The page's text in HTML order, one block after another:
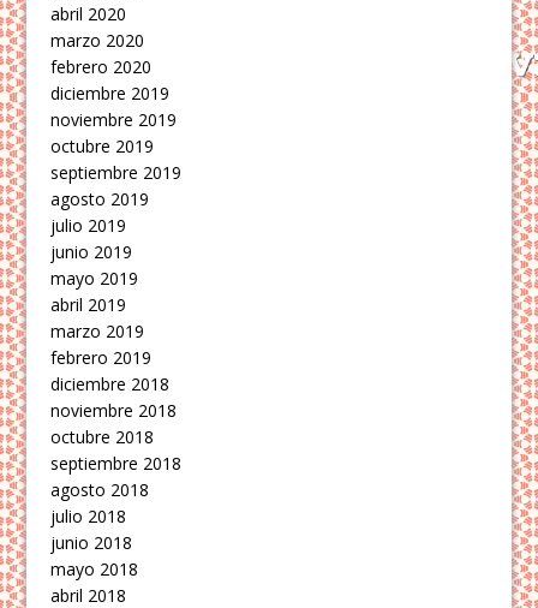
abril 2020
marzo 2020
febrero 2020
diciembre 2019
noviembre 2019
octubre 2019
septiembre 2019
agosto 2019
julio 2019
junio 2019
mayo 2019
abril 2019
marzo 2019
febrero 2019
diciembre 2018
noviembre 2018
octubre 2018
septiembre 2018
agosto 2018
julio 2018
junio 2018
mayo 2018
abril 2018